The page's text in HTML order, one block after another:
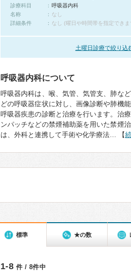
診療科目
呼吸器内科
名称
なし
詳細条件
なし (曜日や時間帯を指定できま
土曜日診療で絞り込
呼吸器内科について
呼吸器内科は、喉、気管、気管支、肺な
どの呼吸器症状に対し、画像診断や肺機
呼吸器疾患の診断と治療を行います。治
ンパッチなどの禁煙補助薬を用いた禁煙
は、外科と連携して手術や化学療法… 【
標準 ★の数
1-8 件 / 8件中